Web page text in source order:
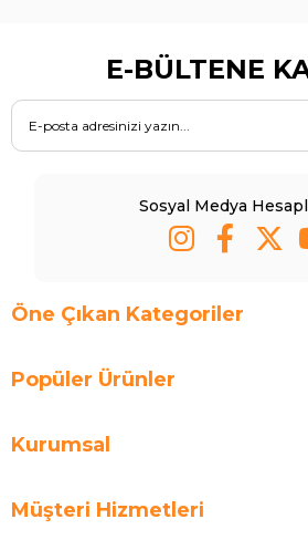
E-BÜLTENE
Sosyal Medya
Öne Çıkan Kategoriler
Popüler Ürünler
Kurumsal
Müşteri Hizmetleri